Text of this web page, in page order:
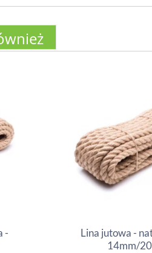
-
Lina jutowa -
14mm/